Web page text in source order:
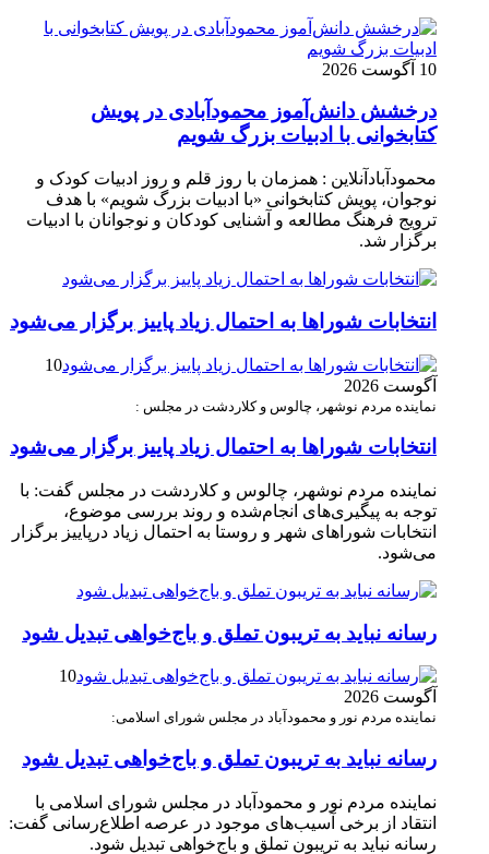
10 آگوست 2026
درخشش دانش‌آموز محمودآبادی در پویش
کتابخوانی با ادبیات بزرگ شویم
محمودآبادآنلاین : همزمان با روز قلم و روز ادبیات کودک و
نوجوان، پویش کتابخوانی «با ادبیات بزرگ شویم» با هدف
ترویج فرهنگ مطالعه و آشنایی کودکان و نوجوانان با ادبیات
برگزار شد.
انتخابات شوراها به احتمال زیاد پاییز برگزار می‌شود
10
آگوست 2026
نماینده مردم نوشهر، چالوس و کلاردشت در مجلس :
انتخابات شوراها به احتمال زیاد پاییز برگزار می‌شود
نماینده مردم نوشهر، چالوس و کلاردشت در مجلس گفت: با
توجه به پیگیری‌های انجام‌شده و روند بررسی موضوع،
انتخابات شوراهای شهر و روستا به احتمال زیاد درپاییز برگزار
می‌شود.
رسانه نباید به تریبون تملق و باج‌خواهی تبدیل شود
10
آگوست 2026
نماینده مردم نور و محمودآباد در مجلس شورای اسلامی:
رسانه نباید به تریبون تملق و باج‌خواهی تبدیل شود
نماینده مردم نور و محمودآباد در مجلس شورای اسلامی با
انتقاد از برخی آسیب‌های موجود در عرصه اطلاع‌رسانی گفت:
رسانه نباید به تریبون تملق و باج‌خواهی تبدیل شود.